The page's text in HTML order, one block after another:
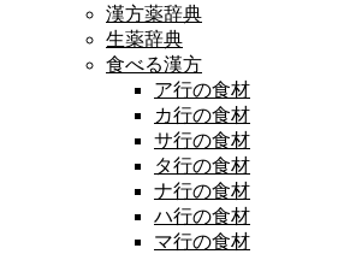
漢方薬辞典
生薬辞典
食べる漢方
ア行の食材
カ行の食材
サ行の食材
タ行の食材
ナ行の食材
ハ行の食材
マ行の食材